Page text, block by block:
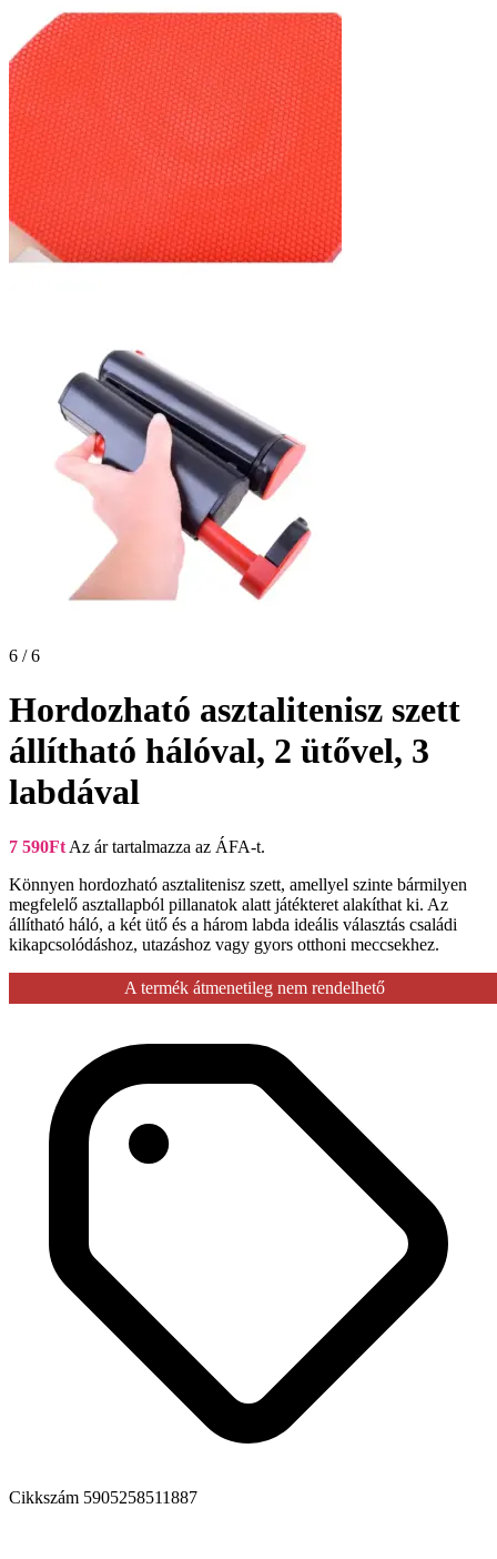
6 / 6
Hordozható asztalitenisz szett
állítható hálóval, 2 ütővel, 3
labdával
7 590Ft Az ár tartalmazza az ÁFA-t.
Könnyen hordozható asztalitenisz szett, amellyel szinte bármilyen
megfelelő asztallapból pillanatok alatt játékteret alakíthat ki. Az
állítható háló, a két ütő és a három labda ideális választás családi
kikapcsolódáshoz, utazáshoz vagy gyors otthoni meccsekhez.
A termék átmenetileg nem rendelhető
Cikkszám 5905258511887